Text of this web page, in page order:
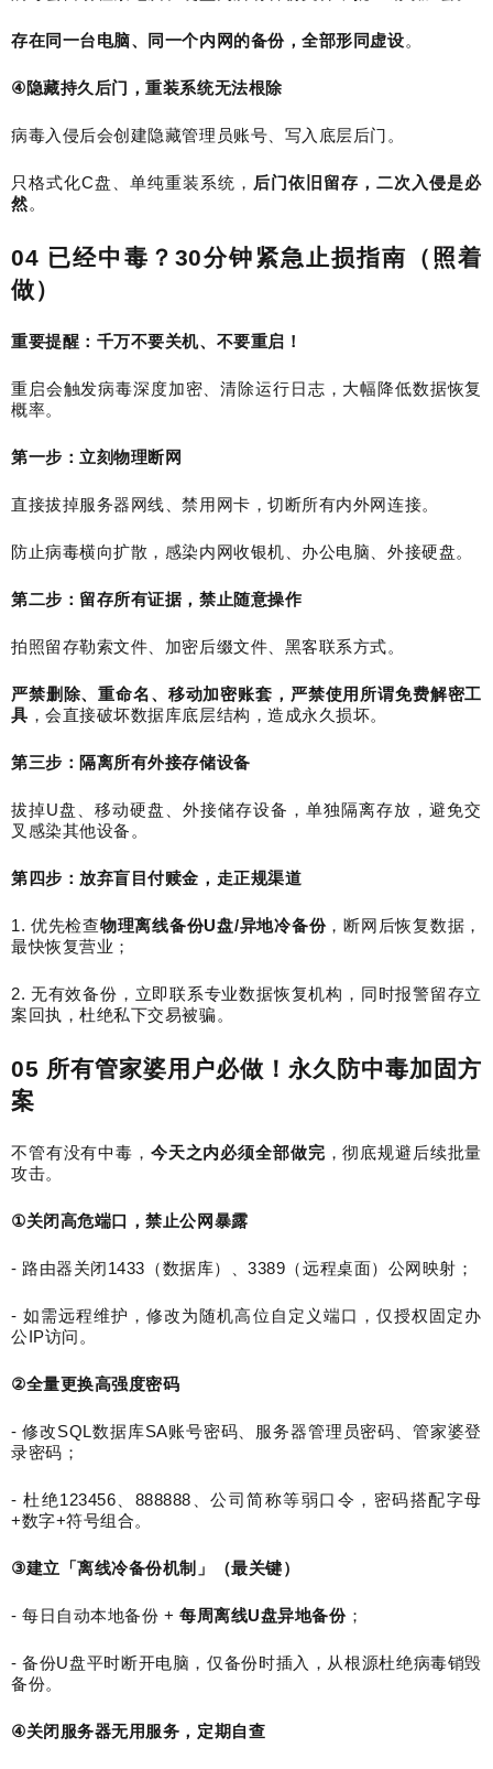
存在同一台电脑、同一个内网的备份，全部形同虚设。
④隐藏持久后门，重装系统无法根除
病毒入侵后会创建隐藏管理员账号、写入底层后门。
只格式化C盘、单纯重装系统， 后门依旧留存，二次入侵是必
然。
04 已经中毒？ 30分钟紧急止损指南（照着
做）
重要提醒：千万不要关机、不要重启！
重启会触发病毒深度加密、清除运行日志，大幅降低数据恢复
概率。
第一步：立刻物理断网
直接拔掉服务器网线、禁用网卡，切断所有内外网连接。
防止病毒横向扩散，感染内网收银机、办公电脑、外接硬盘。
第二步：留存所有证据，禁止随意操作
拍照留存勒索文件、加密后缀文件、黑客联系方式。
严禁删除、重命名、移动加密账套，严禁使用所谓免费解密工
具 ，会直接破坏数据库底层结构，造成永久损坏。
第三步：隔离所有外接存储设备
拔掉U盘、移动硬盘、外接储存设备，单独隔离存放，避免交
叉感染其他设备。
第四步：放弃盲目付赎金，走正规渠道
1. 优先检查物理离线备份U盘/异地冷备份，断网后恢复数据，
最快恢复营业；
2. 无有效备份，立即联系专业数据恢复机构，同时报警留存立
案回执，杜绝私下交易被骗。
05 所有管家婆用户必做！永久防中毒加固方
案
不管有没有中毒， 今天之内必须全部做完 ，彻底规避后续批量
攻击。
①关闭高危端口，禁止公网暴露
- 路由器关闭 1433 （数据库）、3389 （远程桌面）公网映射；
- 如需远程维护，修改为随机高位自定义端口，仅授权固定办
公 IP访问。
②全量更换高强度密码
-修改SQL数据库SA账号密码、服务器管理员密码、管家婆登
录密码；
-杜绝123456、 888888 、公司简称等弱口令，密码搭配字母
+数字+符号组合。
③建立「离线冷备份机制」（最关键）
-每日自动本地备份 +每周离线U盘异地备份；
-备份U盘平时断开电脑，仅备份时插入，从根源杜绝病毒销毁
备份。
④关闭服务器无用服务，定期自查